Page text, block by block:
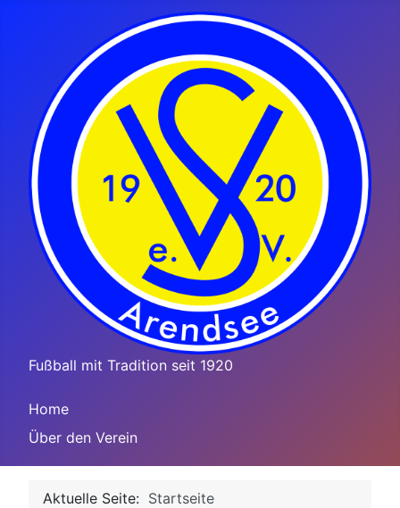
Fußball mit Tradition seit 1920
Home
Über den Verein
Aktuelle Seite: Startseite